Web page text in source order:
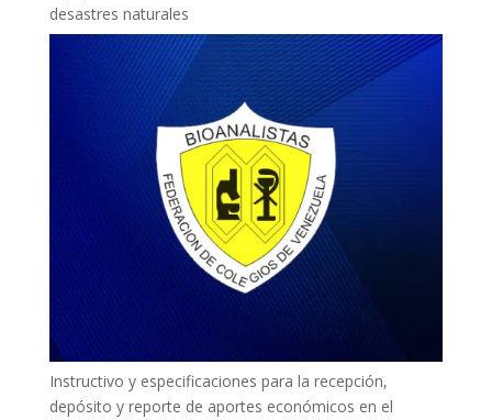
desastres naturales
Instructivo y especificaciones para la recepción,
depósito y reporte de aportes económicos en el